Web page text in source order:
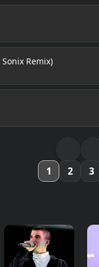
Remix)
1 2 3